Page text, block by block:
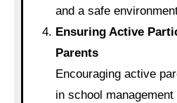
and a safe
Ensuring Active
Parents
Encouraging active
in school